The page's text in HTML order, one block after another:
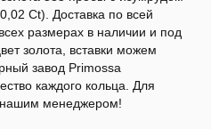
Ct). Доставка по всей
размерах в наличии и под
золота, вставки можем
завод Primossa
каждого кольца. Для
нашим менеджером!